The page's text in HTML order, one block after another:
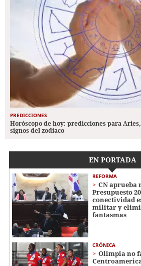
PREDICCIONES
Horóscopo de hoy: predicciones para
signos del zodiaco
EN PORTADA
REFORMA
CN aprueba
Presupuesto
conectividad
militar y
fantasmas
CRÓNICA
Olimpia no